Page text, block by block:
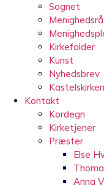
Sognet
Kirkefolder
Kunst
Nyhedsbrev
Kontakt
Kordegn
Kirketjener
Præster
Else
Anna